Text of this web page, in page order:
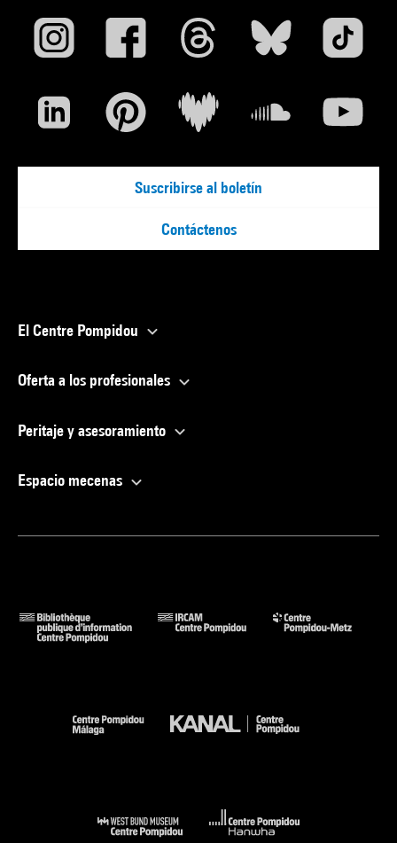
Suscribirse al boletín
Contáctenos
El Centre Pompidou
Oferta a los profesionales
Peritaje y asesoramiento
Espacio mecenas